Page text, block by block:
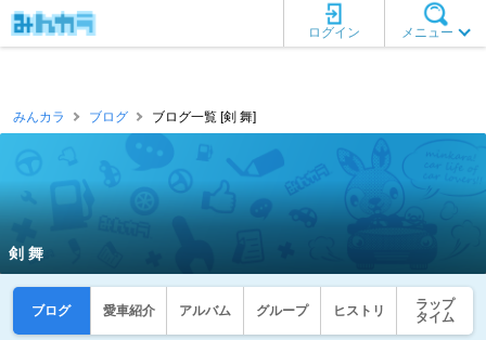
メニュー
ログイン
みんカラ ブログ ブログ一覧 [剣 舞]
剣 舞
ブログ 愛車紹介 アルバム グループ ヒストリ
ラップ
タイム